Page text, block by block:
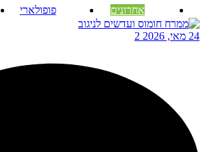
אחרונים פופולארי
24 מאי, 2026 2